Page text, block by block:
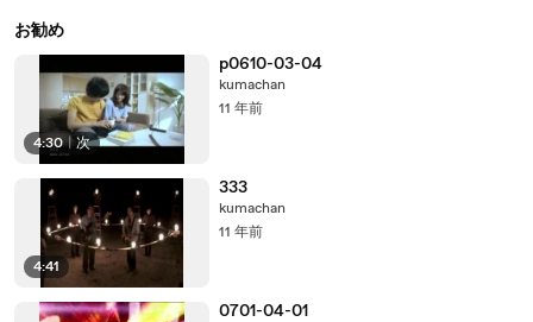
お勧め
4:30 | 次
p0610-03-04
kumachan
11 年前
4:41
333
kumachan
11 年前
0701-04-01